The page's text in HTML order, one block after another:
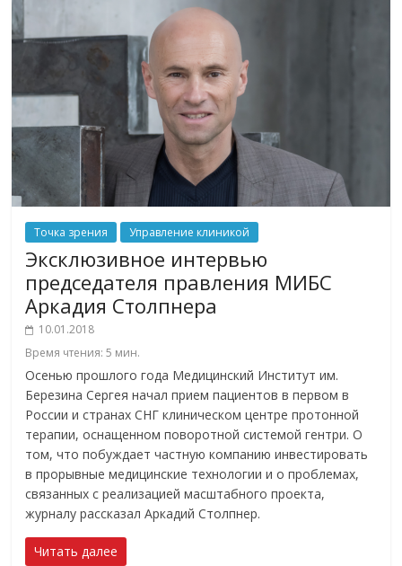
Точка зрения Управление клиникой
Эксклюзивное интервью
председателя правления МИБС
Аркадия Столпнера
10.01.2018
Время чтения:5 мин.
Осенью прошлого года Медицинский Институт им.
Березина Сергея начал прием пациентов в первом в
России и странах СНГ клиническом центре протонной
терапии, оснащенном поворотной системой гентри. О
том, что побуждает частную компанию инвестировать
в прорывные медицинские технологии и о проблемах,
связанных с реализацией масштабного проекта,
журналу рассказал Аркадий Столпнер.
Читать далее